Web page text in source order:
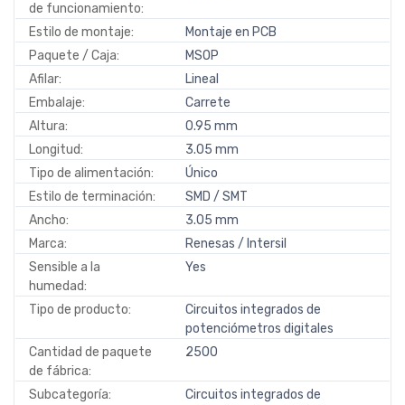
de funcionamiento:
Estilo de montaje:
Montaje en PCB
Paquete / Caja:
MSOP
Afilar:
Lineal
Embalaje:
Carrete
Altura:
0.95 mm
Longitud:
3.05 mm
Tipo de alimentación:
Único
Estilo de terminación:
SMD / SMT
Ancho:
3.05 mm
Marca:
Renesas / Intersil
Sensible a la
humedad:
Yes
Tipo de producto:
Circuitos integrados de
potenciómetros digitales
Cantidad de paquete
de fábrica:
2500
Subcategoría:
Circuitos integrados de